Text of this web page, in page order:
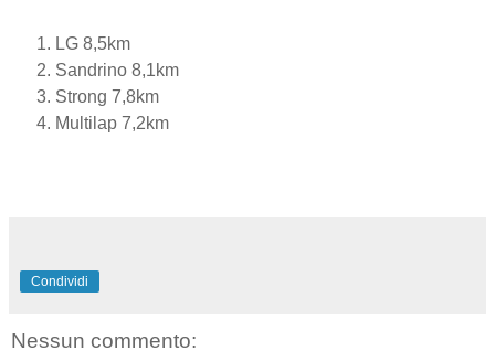
LG 8,5km
Sandrino 8,1km
Strong 7,8km
Multilap 7,2km
Condividi
Nessun commento: